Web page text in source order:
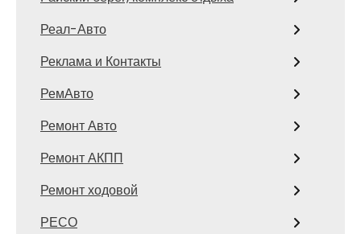
Реал-Авто
Реклама и Контакты
РемАвто
Ремонт Авто
Ремонт АКПП
Ремонт ходовой
РЕСО